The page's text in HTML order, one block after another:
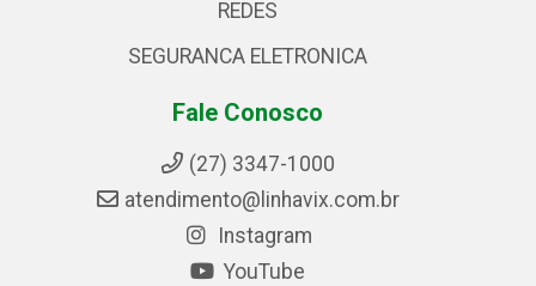
REDES
SEGURANCA ELETRONICA
Fale Conosco
(27) 3347-1000
atendimento@linhavix.com.br
Instagram
YouTube